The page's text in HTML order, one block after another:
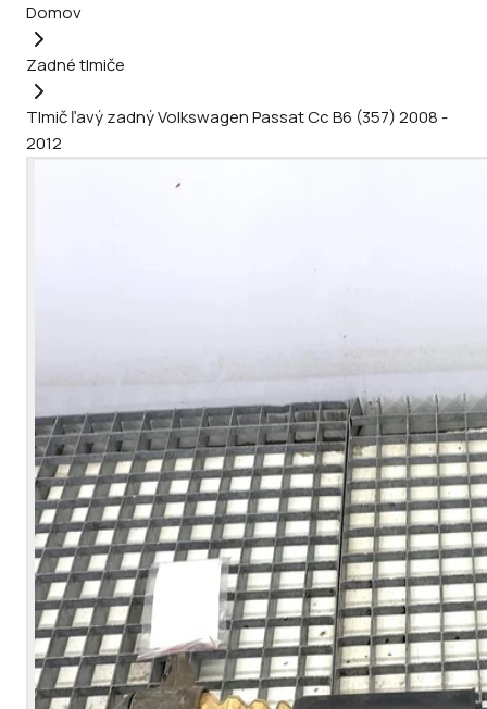
Domov
Zadné tlmiče
Tlmič ľavý zadný Volkswagen Passat Cc B6 (357) 2008 -
2012